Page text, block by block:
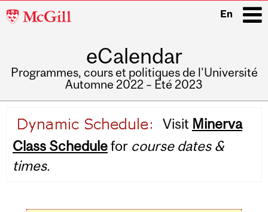
McGill
En
eCalendar
Programmes, cours et politiques de l'Université
Automne 2022 – Été 2023
navigation
Visit Minerva
Class Schedulefor course dates &
times.